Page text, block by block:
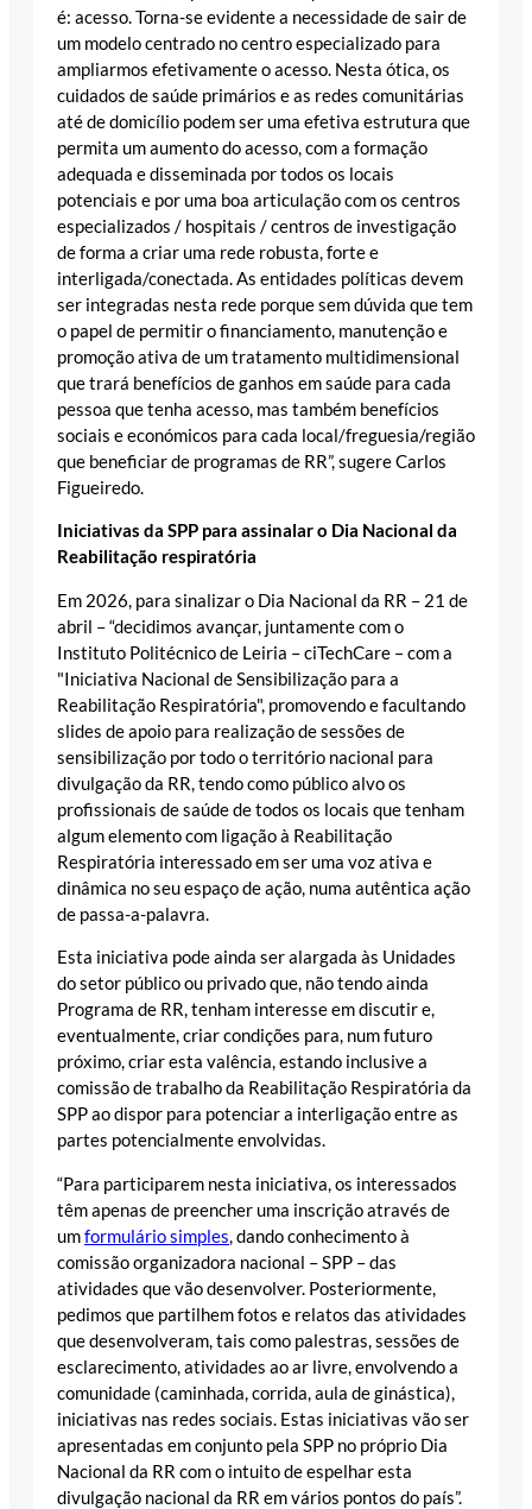
é: acesso. Torna-se evidente a necessidade de sair de
um modelo centrado no centro especializado para
ampliarmos efetivamente o acesso. Nesta ótica, os
cuidados de saúde primários e as redes comunitárias
até de domicílio podem ser uma efetiva estrutura que
permita um aumento do acesso, com a formação
adequada e disseminada por todos os locais
potenciais e por uma boa articulação com os centros
especializados / hospitais / centros de investigação
de forma a criar uma rede robusta, forte e
interligada/conectada. As entidades políticas devem
ser integradas nesta rede porque sem dúvida que tem
o papel de permitir o financiamento, manutenção e
promoção ativa de um tratamento multidimensional
que trará benefícios de ganhos em saúde para cada
pessoa que tenha acesso, mas também benefícios
sociais e económicos para cada local/freguesia/região
que beneficiar de programas de RR”, sugere Carlos
Figueiredo.
Iniciativas da SPP para assinalar o Dia Nacional da
Reabilitação respiratória
Em 2026, para sinalizar o Dia Nacional da RR – 21 de
abril – “decidimos avançar, juntamente com o
Instituto Politécnico de Leiria – ciTechCare – com a
"Iniciativa Nacional de Sensibilização para a
Reabilitação Respiratória", promovendo e facultando
slides de apoio para realização de sessões de
sensibilização por todo o território nacional para
divulgação da RR, tendo como público alvo os
profissionais de saúde de todos os locais que tenham
algum elemento com ligação à Reabilitação
Respiratória interessado em ser uma voz ativa e
dinâmica no seu espaço de ação, numa autêntica ação
de passa-a-palavra.
Esta iniciativa pode ainda ser alargada às Unidades
do setor público ou privado que, não tendo ainda
Programa de RR, tenham interesse em discutir e,
eventualmente, criar condições para, num futuro
próximo, criar esta valência, estando inclusive a
comissão de trabalho da Reabilitação Respiratória da
SPP ao dispor para potenciar a interligação entre as
partes potencialmente envolvidas.
“Para participarem nesta iniciativa, os interessados
têm apenas de preencher uma inscrição através de
umformulário simples, dando conhecimento à
comissão organizadora nacional – SPP – das
atividades que vão desenvolver. Posteriormente,
pedimos que partilhem fotos e relatos das atividades
que desenvolveram, tais como palestras, sessões de
esclarecimento, atividades ao ar livre, envolvendo a
comunidade (caminhada, corrida, aula de ginástica),
iniciativas nas redes sociais. Estas iniciativas vão ser
apresentadas em conjunto pela SPP no próprio Dia
Nacional da RR com o intuito de espelhar esta
divulgação nacional da RR em vários pontos do país”.